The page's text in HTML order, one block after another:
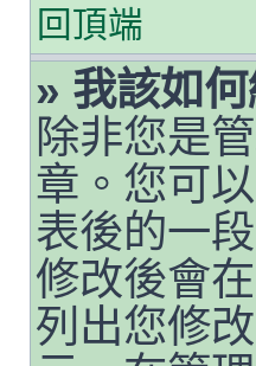
回頂端
» 我該如
除非您是
章。您可
表後的一
修改後會
列出您修